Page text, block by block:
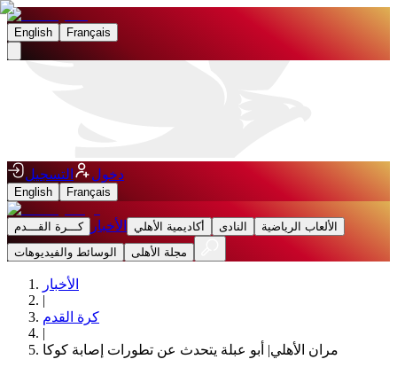
English Français
دخول التسجيل
English Français
كـــرة القـــدم الأخبار أكاديمية الأهلي النادى
الألعاب الرياضية
الوسائط والفيديوهات
مجلة الأهلى
الأخبار
|
كرة القدم
|
مران الأهلي| أبو عبلة يتحدث عن تطورات إصابة كوكا